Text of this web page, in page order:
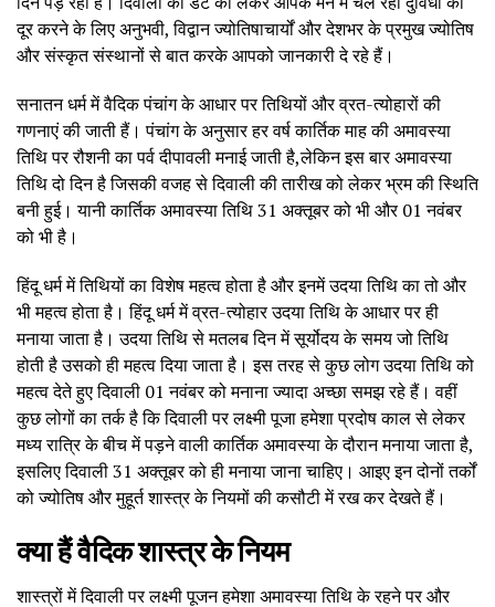
दूर करने के लिए अनुभवी, विद्वान ज्योतिषाचार्यों और देशभर के प्रमुख ज्योतिष
और संस्कृत संस्थानों से बात करके आपको जानकारी दे रहे हैं।
सनातन धर्म में वैदिक पंचांग के आधार पर तिथियों और व्रत-त्योहारों की
गणनाएं की जाती हैं। पंचांग के अनुसार हर वर्ष कार्तिक माह की अमावस्या
तिथि पर रौशनी का पर्व दीपावली मनाई जाती है,लेकिन इस बार अमावस्या
तिथि दो दिन है जिसकी वजह से दिवाली की तारीख को लेकर भ्रम की स्थिति
बनी हुई। यानी कार्तिक अमावस्या तिथि 31 अक्तूबर को भी और 01 नवंबर
को भी है।
हिंदू धर्म में तिथियों का विशेष महत्व होता है और इनमें उदया तिथि का तो और
भी महत्व होता है। हिंदू धर्म में व्रत-त्योहार उदया तिथि के आधार पर ही
मनाया जाता है। उदया तिथि से मतलब दिन में सूर्योदय के समय जो तिथि
होती है उसको ही महत्व दिया जाता है। इस तरह से कुछ लोग उदया तिथि को
महत्व देते हुए दिवाली 01 नवंबर को मनाना ज्यादा अच्छा समझ रहे हैं। वहीं
कुछ लोगों का तर्क है कि दिवाली पर लक्ष्मी पूजा हमेशा प्रदोष काल से लेकर
मध्य रात्रि के बीच में पड़ने वाली कार्तिक अमावस्या के दौरान मनाया जाता है,
इसलिए दिवाली 31 अक्तूबर को ही मनाया जाना चाहिए। आइए इन दोनों तर्कों
को ज्योतिष और मुहूर्त शास्त्र के नियमों की कसौटी में रख कर देखते हैं।
क्या हैं वैदिक शास्त्र के नियम
शास्त्रों में दिवाली पर लक्ष्मी पूजन हमेशा अमावस्या तिथि के रहने पर और